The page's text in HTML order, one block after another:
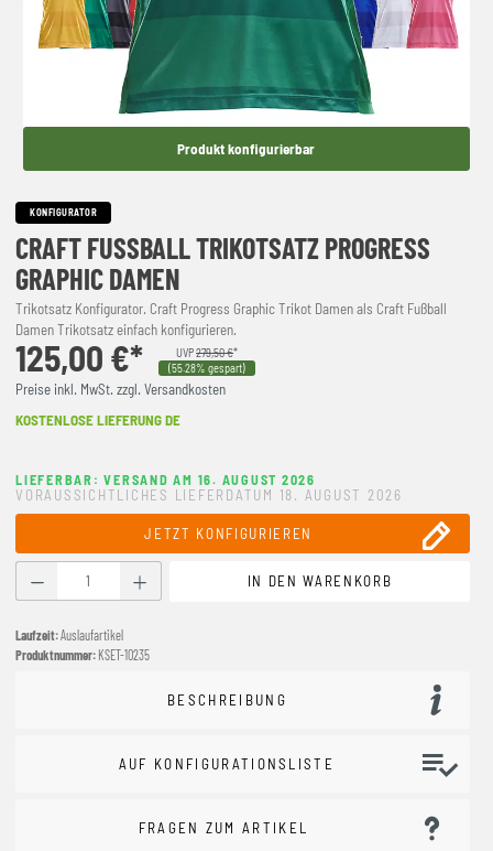
Produkt konfigurierbar
KONFIGURATOR
CRAFT FUSSBALL TRIKOTSATZ PROGRESS G
RAPHIC DAMEN
Trikotsatz Konfigurator. Craft Progress Graphic Trikot Damen als Craft Fußball
Damen Trikotsatz einfach konfigurieren.
125,00 €* UVP279,50 €*
(55.28% gespart)
Preise inkl. MwSt. zzgl. Versandkosten
KOSTENLOSE LIEFERUNG DE
LIEFERBAR: VERSAND AM 16. AUGUST 2026
VORAUSSICHTLICHES LIEFERDATUM 18. AUGUST 2026
JETZT KONFIGURIEREN
Produkt Anzahl: Gib den gewünschten Wert ein oder
IN DEN WARENKORB
Laufzeit:Auslaufartikel
Produktnummer: KSET-10235
BESCHREIBUNG
AUF KONFIGURATIONSLISTE
FRAGEN ZUM ARTIKEL